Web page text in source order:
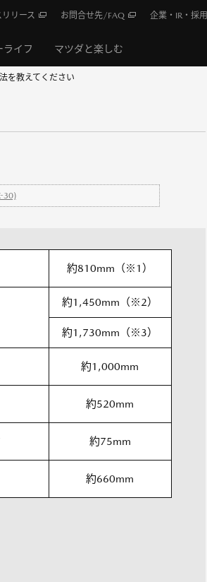
イフ マツダと楽しむ
リリース お問合せ先/FAQ 企業・IR・採用
を教えてください
30)
約810mm（※1）
約1,450mm（※2）
約1,730mm（※3）
約1,000mm
約520mm
約75mm
約660mm